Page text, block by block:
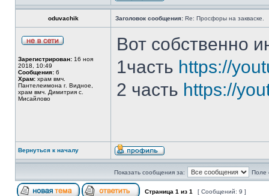
oduvachik Заголовок сообщения: Re: Просфоры на закваске.
Зарегистрирован: 16 ноя
2018, 10:49
Сообщения: 6
Храм: храм вмч.
Пантелеимона г. Видное,
храм вмч. Димитрия с.
Мисайлово
Вот собственно
1часть https://
2 часть https://
Вернуться к началу
Показать сообщения за: Поле
Страница 1 из 1 [ Сообщений: 9 ]